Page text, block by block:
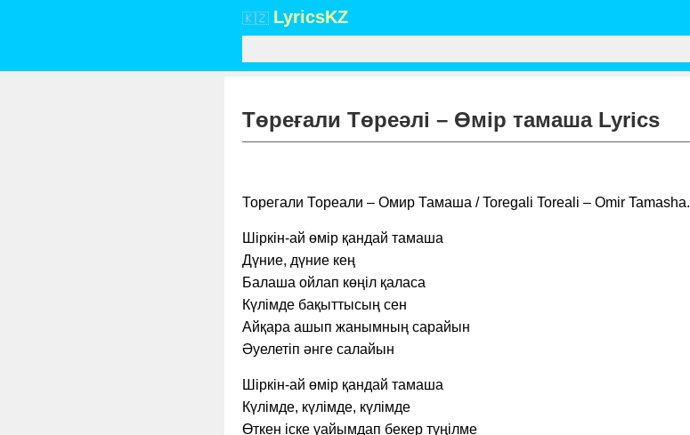
🇰🇿 LyricsKZ
Төреғали Төреәлі – Өмір тамаша Lyrics
Торегали Тореали – Омир Тамаша / Toregali Toreali – Omir Tamasha.
Шіркін-ай өмір қандай тамаша
Дүние, дүние кең
Балаша ойлап көңіл қаласа
Күлімде бақыттысың сен
Айқара ашып жанымның сарайын
Әуелетіп әнге салайын
Шіркін-ай өмір қандай тамаша
Күлімде, күлімде, күлімде
Өткен іске уайымдап бекер түңілме